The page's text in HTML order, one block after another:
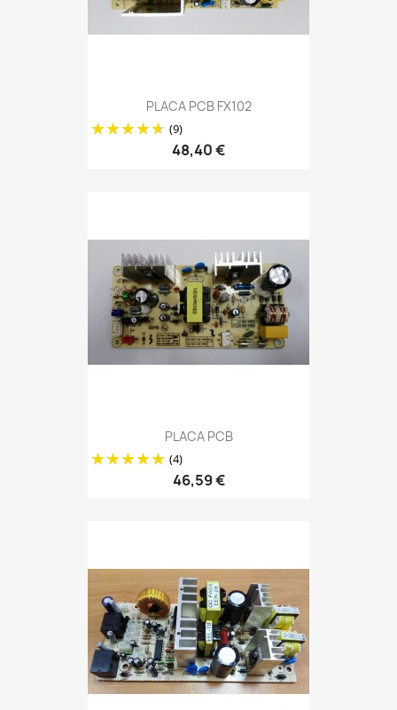
PLACA PCB FX102
(9)
48,40 €
PLACA PCB
(4)
46,59 €